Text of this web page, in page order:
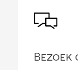
Bezoek